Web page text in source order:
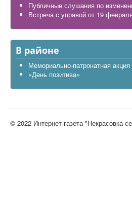
Публичные слушания по
Встреча с управой от 19
В районе
Мемориально-патронатная
«День позитива»
© 2022 Интернет-газета "Некрасовка